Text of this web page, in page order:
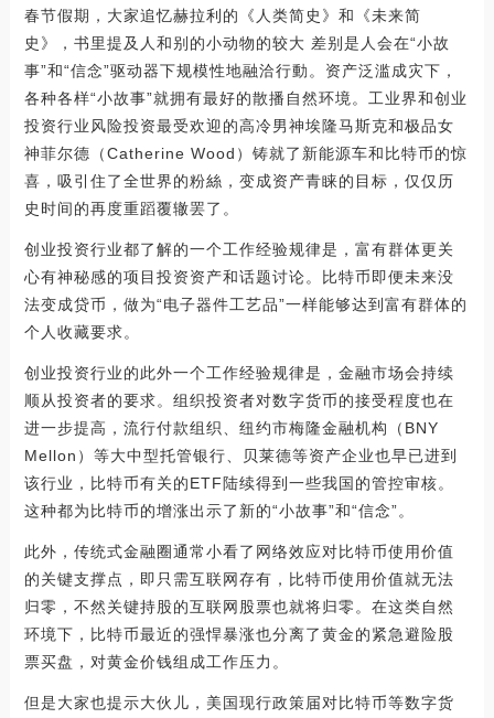
春节假期，大家追忆赫拉利的《人类简史》和《未来简
史》，书里提及人和别的小动物的较大 差别是人会在“小故
事”和“信念”驱动器下规模性地融洽行動。资产泛滥成灾下，
各种各样“小故事”就拥有最好的散播自然环境。工业界和创业
投资行业风险投资最受欢迎的高冷男神埃隆马斯克和极品女
神菲尔德（Catherine Wood）铸就了新能源车和比特币的惊
喜，吸引住了全世界的粉絲，变成资产青睐的目标，仅仅历
史时间的再度重蹈覆辙罢了。
创业投资行业都了解的一个工作经验规律是，富有群体更关
心有神秘感的项目投资资产和话题讨论。比特币即便未来没
法变成贷币，做为“电子器件工艺品”一样能够达到富有群体的
个人收藏要求。
创业投资行业的此外一个工作经验规律是，金融市场会持续
顺从投资者的要求。组织投资者对数字货币的接受程度也在
进一步提高，流行付款组织、纽约市梅隆金融机构（BNY
Mellon）等大中型托管银行、贝莱德等资产企业也早已进到
该行业，比特币有关的ETF陆续得到一些我国的管控审核。
这种都为比特币的增涨出示了新的“小故事”和“信念”。
此外，传统式金融圈通常小看了网络效应对比特币使用价值
的关键支撑点，即只需互联网存有，比特币使用价值就无法
归零，不然关键持股的互联网股票也就将归零。在这类自然
环境下，比特币最近的强悍暴涨也分离了黄金的紧急避险股
票买盘，对黄金价钱组成工作压力。
但是大家也提示大伙儿，美国现行政策届对比特币等数字货